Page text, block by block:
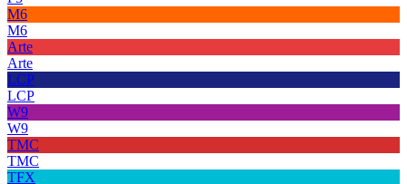
M6
M6
Arte
Arte
LCP
LCP
W9
W9
TMC
TMC
TFX